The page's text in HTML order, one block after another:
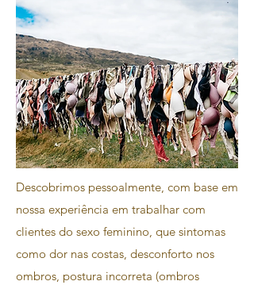
Descobrimos pessoalmente, com base em
nossa experiência em trabalhar com
clientes do sexo feminino, que sintomas
como dor nas costas, desconforto nos
ombros, postura incorreta (ombros